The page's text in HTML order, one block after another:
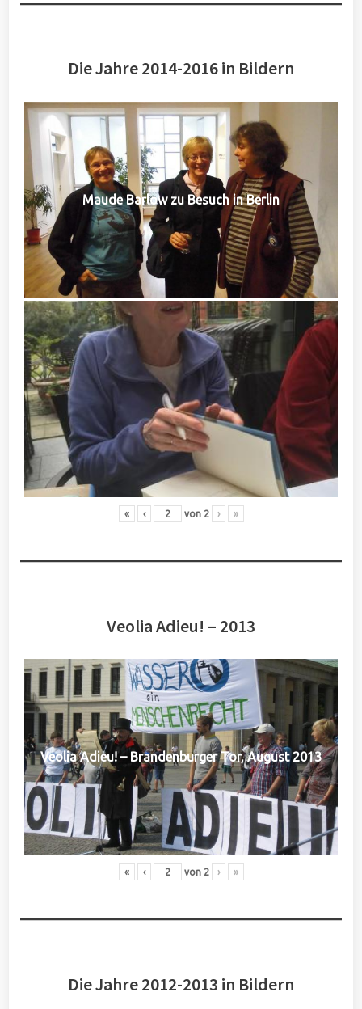
Die Jahre 2014-2016 in Bildern
Maude Barlow zu Besuch in Berlin
« ‹ von 2 › »
Veolia Adieu! – 2013
Veolia Adieu! – Brandenburger Tor, August 2013
« ‹ von 2 › »
Die Jahre 2012-2013 in Bildern